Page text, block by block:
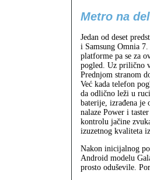
Metro na
Jedan od deset
i Samsung Omnia
platforme pa se za
pogled. Uz prilično
Prednjom stranom
Već kada telefon
da odlično leži u
baterije, izrađena je
nalaze Power i
kontrolu jačine
izuzetnog kvaliteta
Nakon inicijalnog
Android modelu
prosto oduševile.